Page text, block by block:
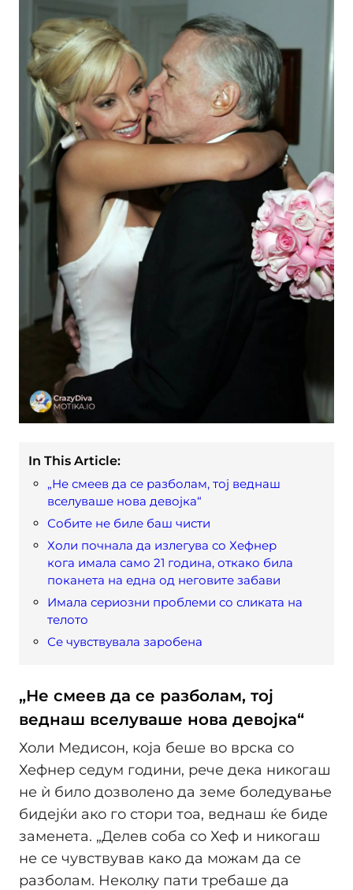
In This Article:
„Не смеев да се разболам, тој веднаш
вселуваше нова девојка“
Собите не биле баш чисти
Холи почнала да излегува со Хефнер
кога имала само 21 година, откако била
поканета на една од неговите забави
Имала сериозни проблеми со сликата на
телото
Се чувствувала заробена
„Не смеев да се разболам, тој
веднаш вселуваше нова девојка“
Холи Медисон, која беше во врска со
Хефнер седум години, рече дека никогаш
не ѝ било дозволено да земе боледување
бидејќи ако го стори тоа, веднаш ќе биде
заменета. „Делев соба со Хеф и никогаш
не се чувствував како да можам да се
разболам. Неколку пати требаше да